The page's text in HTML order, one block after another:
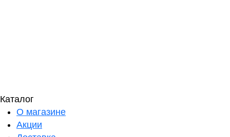
Каталог
О магазине
Акции